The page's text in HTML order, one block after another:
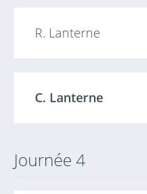
R. Lanterne
C. Lanterne
Journée 4